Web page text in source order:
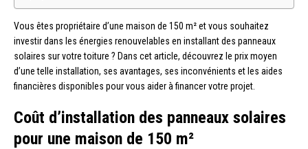
Vous êtes propriétaire d’une maison de 150 m² et vous souhaitez
investir dans les énergies renouvelables en installant des panneaux
solaires sur votre toiture ? Dans cet article, découvrez le prix moyen
d’une telle installation, ses avantages, ses inconvénients et les aides
financières disponibles pour vous aider à financer votre projet.
Coût d’installation des panneaux solaires
pour une maison de 150 m²